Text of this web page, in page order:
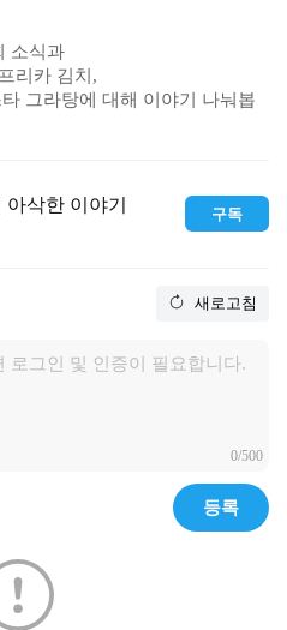
소식과
리카 김치,
그라탕에 대해 이야기 나눠봅
삭한 이야기 구독
새로고침
0/500
등록